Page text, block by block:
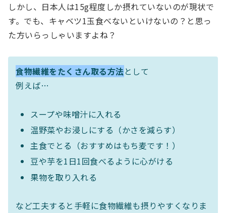
しかし、日本人は15g程度しか摂れていないのが現状で
す。でも、キャベツ1玉食べないといけないの？と思っ
た方いらっしゃいますよね？
食物繊維をたくさん取る方法として
例えば…
スープや味噌汁に入れる
温野菜やお浸しにする（かさを減らす）
主食でとる（おすすめはもち麦です！）
豆や芋を1日1回食べるように心がける
果物を取り入れる
など工夫すると手軽に食物繊維も摂りやすくなりま